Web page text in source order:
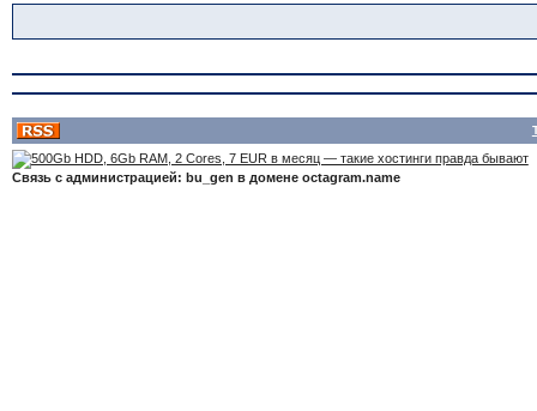
Связь с администрацией: bu_gen в домене octagram.name